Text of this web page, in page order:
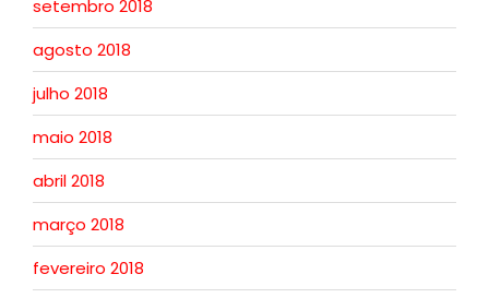
setembro 2018
agosto 2018
julho 2018
maio 2018
abril 2018
março 2018
fevereiro 2018